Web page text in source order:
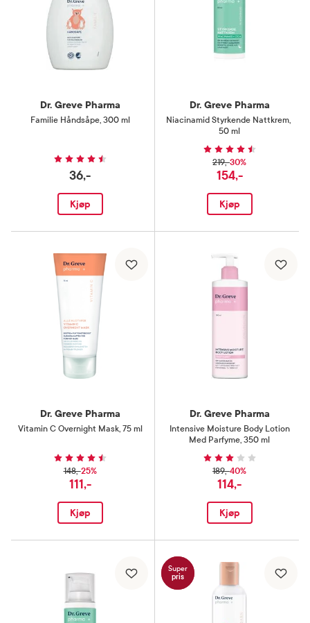
Dr. Greve Pharma
Familie Håndsåpe, 300 ml
36,-
Kjøp
Dr. Greve Pharma
Niacinamid Styrkende Nattkrem,
50 ml
219,-30%
154,-
Kjøp
Dr. Greve Pharma
Vitamin C Overnight Mask, 75 ml
148,-25%
111,-
Kjøp
Dr. Greve Pharma
Intensive Moisture Body Lotion
Med Parfyme, 350 ml
189,-40%
114,-
Kjøp
Super
pris